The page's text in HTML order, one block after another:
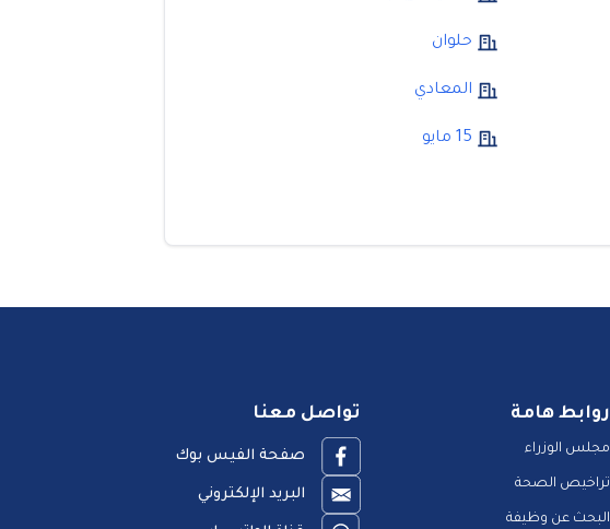
حلوان
المعادي
15 مايو
روابط هامة
مجلس الوزراء
تراخيص الصحة
البحث عن وظيفة
تواصل معنا
صفحة الفيس بوك
البريد الإلكتروني